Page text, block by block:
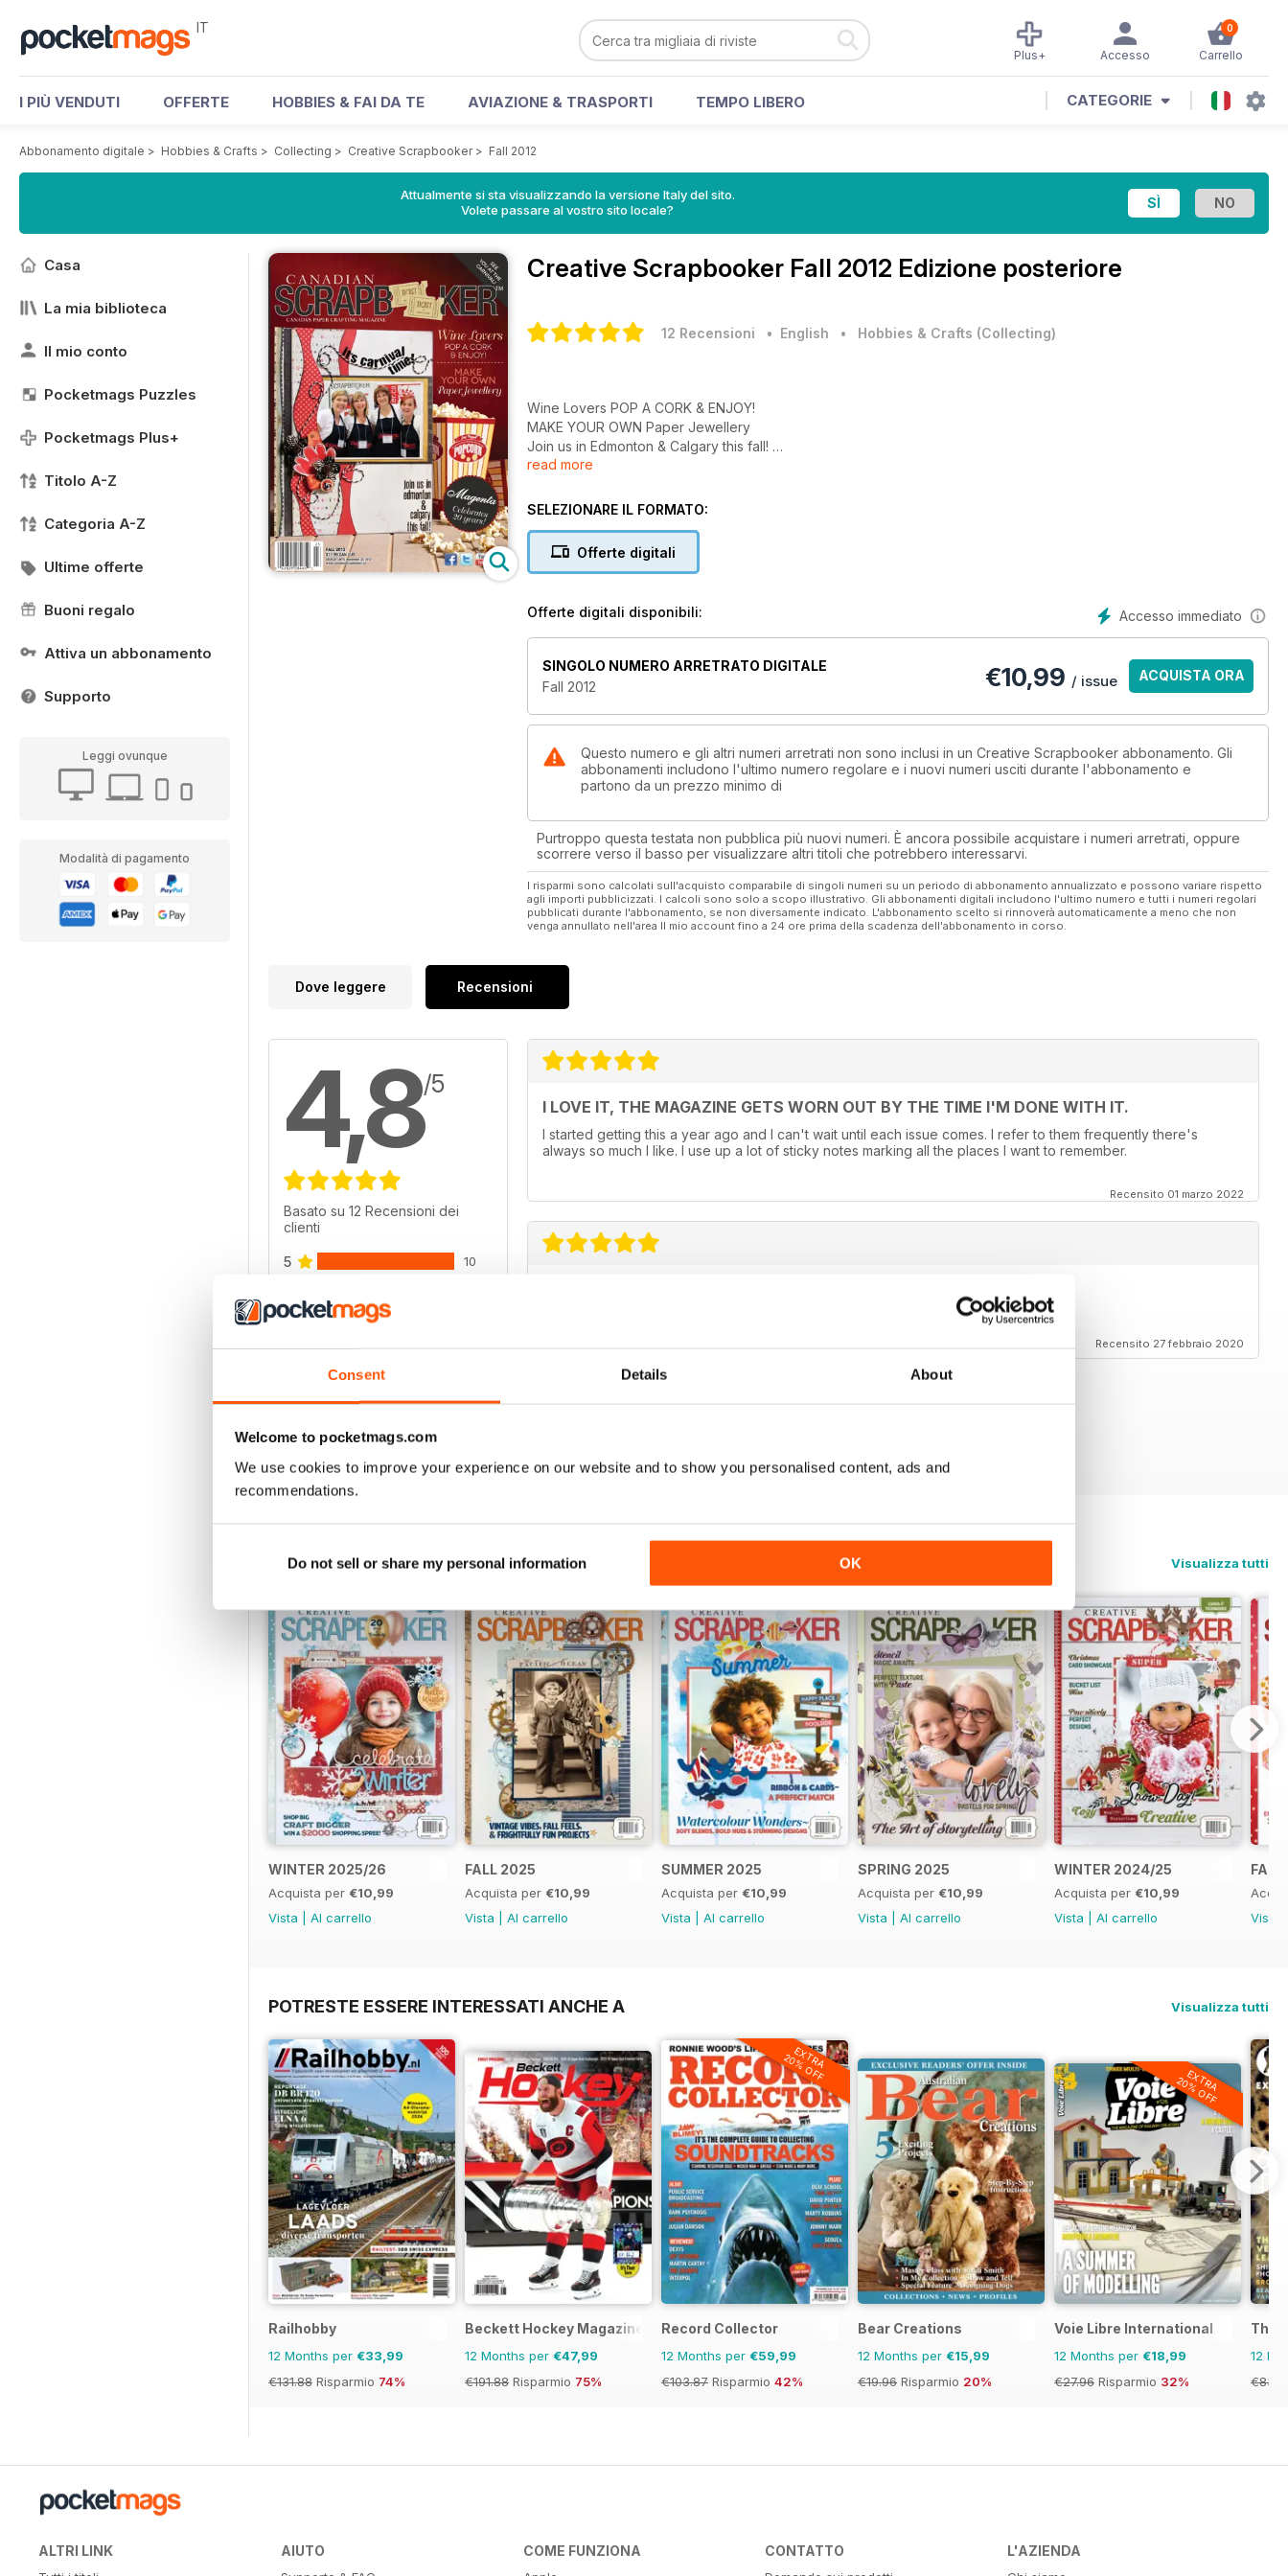
Consent Details About
Welcome to pocketmags.com
We use cookies to improve your experience on our website and to show you personalised content, ads and
recommendations.
Do not sell or share my personal information OK
IT 0
Carrello
Accesso
Plus+
I PIÙ VENDUTI OFFERTE HOBBIES & FAI DA TE AVIAZIONE & TRASPORTI TEMPO LIBERO CATEGORIE
Abbonamento digitale > Hobbies & Crafts > Collecting > Creative Scrapbooker> Fall 2012
Attualmente si sta visualizzando la versione Italy del sito.
Volete passare al vostro sito locale?
Casa
La mia biblioteca
Il mio conto
Pocketmags Puzzles
Pocketmags Plus+
Titolo A-Z
Categoria A-Z
Ultime offerte
Buoni regalo
Attiva un abbonamento
Supporto
Leggi ovunque
Modalità di pagamento
Creative Scrapbooker Fall 2012 Edizione posteriore
12 Recensioni • English • Hobbies & Crafts (Collecting)
Wine Lovers POP A CORK & ENJOY!
MAKE YOUR OWN Paper Jewellery
Join us in Edmonton & Calgary this fall!
Magenta Celebrates 20 years!
read more
SELEZIONARE IL FORMATO:
Offerte digitali
Accesso immediato
Offerte digitali disponibili:
SINGOLO NUMERO ARRETRATO DIGITALE
Fall 2012
€10,99 / issue ACQUISTA ORA
Questo numero e gli altri numeri arretrati non sono inclusi in un Creative Scrapbooker abbonamento. Gli
abbonamenti includono l'ultimo numero regolare e i nuovi numeri usciti durante l'abbonamento e
partono da un prezzo minimo di
Purtroppo questa testata non pubblica più nuovi numeri. È ancora possibile acquistare i numeri arretrati, oppure
scorrere verso il basso per visualizzare altri titoli che potrebbero interessarvi.
I risparmi sono calcolati sull'acquisto comparabile di singoli numeri su un periodo di abbonamento annualizzato e possono variare rispetto
agli importi pubblicizzati. I calcoli sono solo a scopo illustrativo. Gli abbonamenti digitali includono l'ultimo numero e tutti i numeri regolari
pubblicati durante l'abbonamento, se non diversamente indicato. L'abbonamento scelto si rinnoverà automaticamente a meno che non
venga annullato nell'area Il mio account fino a 24 ore prima della scadenza dell'abbonamento in corso.
Dove leggere Recensioni
4,8/5
Basato su 12 Recensioni dei
clienti
5 10
3
2 0
VISUALIZZA LE RECENSIONI
I LOVE IT, THE MAGAZINE GETS WORN OUT BY THE TIME I'M DONE WITH IT.
I started getting this a year ago and I can't wait until each issue comes. I refer to them frequently there's
always so much I like. I use up a lot of sticky notes marking all the places I want to remember.
Recensito 01 marzo 2022
Thank you for keeping Scrapbooking alive! Love your magazine. Fan in USA
Recensito 27 febbraio 2020
EDIZIONI INDIETRO Visualizza tutti
WINTER 2025/26
Acquista per €10,99
Vista
Al carrello
FALL 2025
Acquista per €10,99
Vista
Al carrello
SUMMER 2025
Acquista per €10,99
Vista
Al carrello
SPRING 2025
Acquista per €10,99
Vista
Al carrello
WINTER 2024/25
Acquista per €10,99
Vista
Al carrello
Vista
POTRESTE ESSERE INTERESSATI ANCHE A Visualizza tutti
Railhobby
12 Months per €33,99
€131.88 Risparmio 74%
Beckett Hockey Magazine
12 Months per €47,99
€191.88 Risparmio 75%
EXTRA
20% OFF
Record Collector
12 Months per €59,99
€103.87 Risparmio 42%
Bear Creations
12 Months per €15,99
€19.96 Risparmio 20%
EXTRA
20% OFF
Voie Libre International
12 Months per €18,99
€27.96 Risparmio 32%
The
12
ALTRI LINK AIUTO COME FUNZIONA CONTATTO L'AZIENDA